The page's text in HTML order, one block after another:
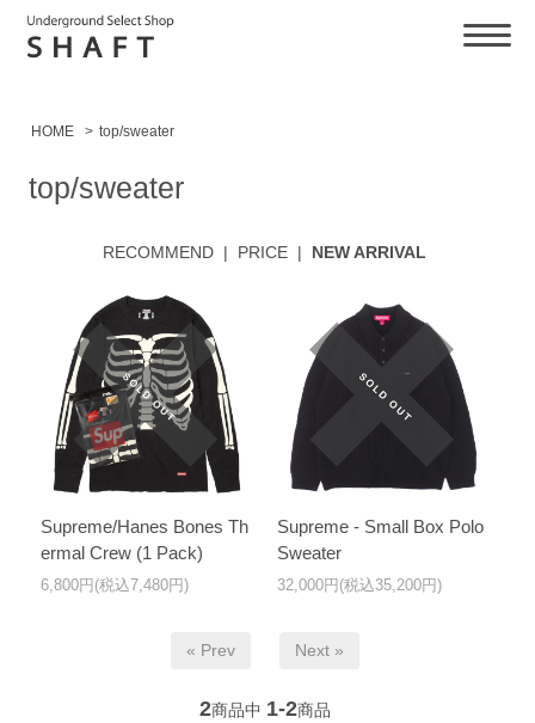
HOME > top/sweater
top/sweater
RECOMMEND | PRICE | NEW ARRIVAL
Supreme/Hanes Bones Th
ermal Crew (1 Pack)
6,800円(税込7,480円)
Supreme - Small Box Polo
Sweater
32,000円(税込35,200円)
« Prev Next »
2商品中 1-2商品